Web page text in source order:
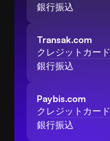
銀行振込
Paybis.com
クレジットカード
銀行振込
Transak.com
クレジットカード
銀行振込